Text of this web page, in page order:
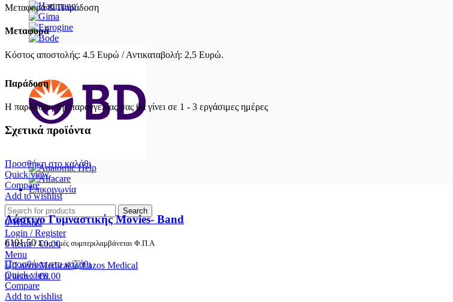
Επικοινωνία
Search
0Wishlist
Login / Register
0items / €0.00
Menu
0items / €0.00
Μεταφορά & Παράδοση
Μεταφορά
Κόστος αποστολής: 4.5 Ευρώ / Αντικαταβολή: 2,5 Ευρώ.
Παράδοση
Η παράδοση της παραγγελίας σας θα γίνει σε 1 - 3 εργάσιμες ημέρες
Σχετικά προϊόντα
Προσθήκη στο καλάθι
Quick view
Compare
Add to wishlist
Λάστιχο Γυμναστικής Movies- Band
€101.50 Στις τιμές συμπεριλαμβάνεται Φ.Π.Α
Προσθήκη στο καλάθι
Quick view
Compare
Add to wishlist